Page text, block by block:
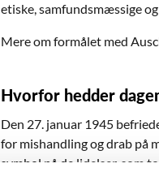
etiske, samfundsmæssige
Mere om formålet med
Hvorfor hedder
Den 27. januar 1945
for mishandling og drab på
symbol på de lidelser, som